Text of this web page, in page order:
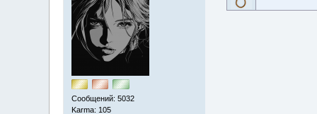
Сообщений: 5032
Karma: 105